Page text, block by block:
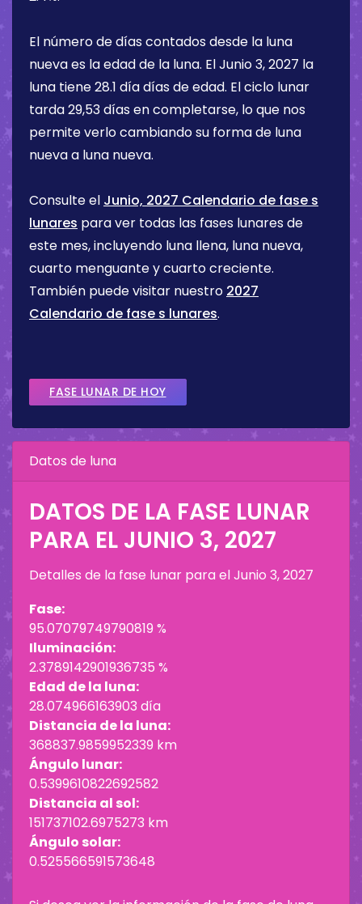
El número de días contados desde la luna
nueva es la edad de la luna. ElJunio 3, 2027 la
luna tiene28.1 díadías de edad. El ciclo lunar
tarda 29,53 días en completarse, lo que nos
permite verlo cambiando su forma de luna
nueva a luna nueva.
Consulte el Junio, 2027 Calendario de fase s
lunares para ver todas las fases lunares de
este mes, incluyendo luna llena, luna nueva,
cuarto menguante y cuarto creciente.
También puede visitar nuestro 2027
Calendario de fase s lunares.
FASE LUNAR DE HOY
Datos de luna
DATOS DE LA FASE LUNAR
PARA EL JUNIO 3, 2027
Detalles de la fase lunar para elJunio 3, 2027
Fase:
95.07079749790819 %
Iluminación:
2.3789142901936735 %
Edad de la luna:
28.074966163903 día
Distancia de la luna:
368837.9859952339 km
Ángulo lunar:
0.5399610822692582
Distancia al sol:
151737102.6975273 km
Ángulo solar:
0.525566591573648